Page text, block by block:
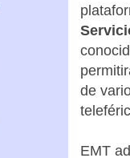
de
EMT